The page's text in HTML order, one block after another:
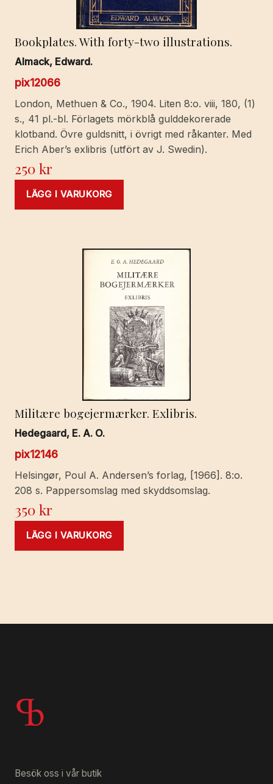
Bookplates. With forty-two illustrations.
Almack, Edward.
pix12066
London, Methuen & Co., 1904. Liten 8:o. viii, 180, (1)
s., 41 pl.-bl. Förlagets mörkblå gulddekorerade
klotband. Övre guldsnitt, i övrigt med råkanter. Med
Erich Aber’s exlibris (utfört av J. Swedin).
250kr
LÄGG I VARUKORG
Militære bogejermærker. Exlibris.
Hedegaard, E. A. O.
pix12146
Helsingør, Poul A. Andersen’s forlag, [1966]. 8:o.
208 s. Pappersomslag med skyddsomslag.
350kr
LÄGG I VARUKORG
Besök oss i vår butik